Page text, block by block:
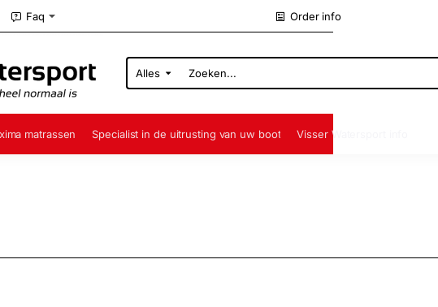
Faq Order info
Alles
Zoeken...
matrassen Specialist in de uitrusting van uw boot Visser Watersport info